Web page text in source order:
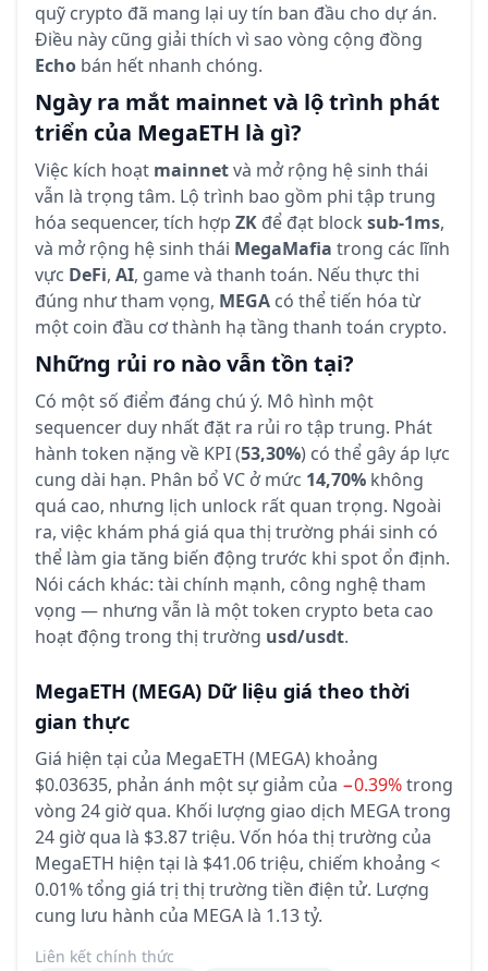
quỹ crypto đã mang lại uy tín ban đầu cho dự án.
Điều này cũng giải thích vì sao vòng cộng đồng
Echo bán hết nhanh chóng.
Ngày ra mắt mainnet và lộ trình phát
triển của MegaETH là gì?
Việc kích hoạt mainnetvà mở rộng hệ sinh thái
vẫn là trọng tâm. Lộ trình bao gồm phi tập trung
hóa sequencer, tích hợp ZK để đạt block sub-1ms,
và mở rộng hệ sinh thái MegaMafia trong các lĩnh
vực DeFi, AI, game và thanh toán. Nếu thực thi
đúng như tham vọng, MEGA có thể tiến hóa từ
một coin đầu cơ thành hạ tầng thanh toán crypto.
Những rủi ro nào vẫn tồn tại?
Có một số điểm đáng chú ý. Mô hình một
sequencer duy nhất đặt ra rủi ro tập trung. Phát
hành token nặng về KPI (53,30%) có thể gây áp lực
cung dài hạn. Phân bổ VC ở mức 14,70% không
quá cao, nhưng lịch unlock rất quan trọng. Ngoài
ra, việc khám phá giá qua thị trường phái sinh có
thể làm gia tăng biến động trước khi spot ổn định.
Nói cách khác: tài chính mạnh, công nghệ tham
vọng — nhưng vẫn là một token crypto beta cao
hoạt động trong thị trường usd/usdt.
MegaETH (MEGA) Dữ liệu giá theo thời
gian thực
Giá hiện tại của MegaETH (MEGA) khoảng
$0.03635, phản ánh một sự giảm của −0.39%trong
vòng 24 giờ qua. Khối lượng giao dịch MEGA trong
24 giờ qua là $3.87 triệu. Vốn hóa thị trường của
MegaETH hiện tại là $41.06 triệu, chiếm khoảng <
0.01% tổng giá trị thị trường tiền điện tử. Lượng
cung lưu hành của MEGA là 1.13 tỷ.
Liên kết chính thức